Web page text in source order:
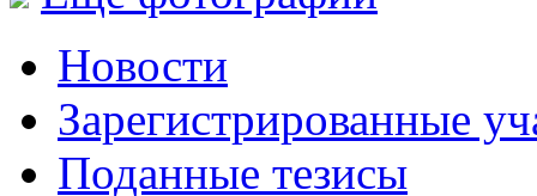
Новости
Зарегистрированные
Поданные тезисы